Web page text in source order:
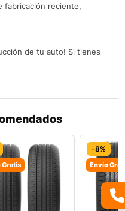
fabricación reciente,
de tu auto! Si tienes
Gratis
-8%
Envío